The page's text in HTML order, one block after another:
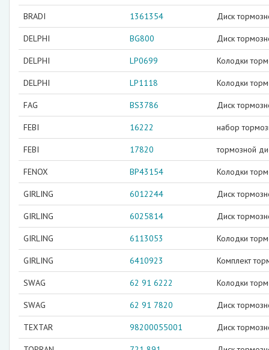
BRADI 1361354 Диск
DELPHI BG800 Диск
DELPHI LP0699 Колодки
DELPHI LP1118 Колодки
FAG BS3786 Диск
FEBI 16222 набор
FEBI 17820 тормозной
FENOX BP43154 Колодки
GIRLING 6012244 Диск
GIRLING 6025814 Диск
GIRLING 6113053 Колодки
GIRLING 6410923 Комплект
SWAG 62 91 6222 Колодки
SWAG 62 91 7820 Диск
TEXTAR 98200055001 Диск